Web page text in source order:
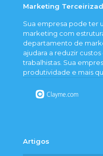
Marketing
Sua empresa pode ter
marketing com
departamento de
ajudara a reduzir
trabalhistas. Sua
produtividade e mais
Artigos